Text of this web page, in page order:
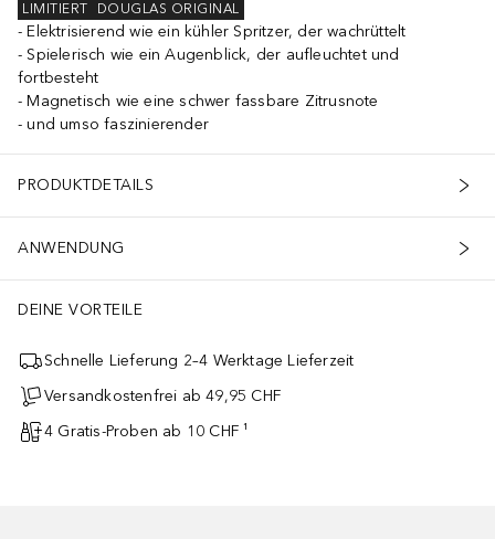
DOUGLAS ORIGINAL
LIMITIERT
Elektrisierend wie ein kühler Spritzer, der wachrüttelt
Spielerisch wie ein Augenblick, der aufleuchtet und
fortbesteht
Magnetisch wie eine schwer fassbare Zitrusnote
und umso faszinierender
PRODUKTDETAILS
ANWENDUNG
DEINE VORTEILE
Schnelle Lieferung 2–4 Werktage Lieferzeit
Versandkostenfrei ab 49,95 CHF
4 Gratis-Proben ab 10 CHF ¹